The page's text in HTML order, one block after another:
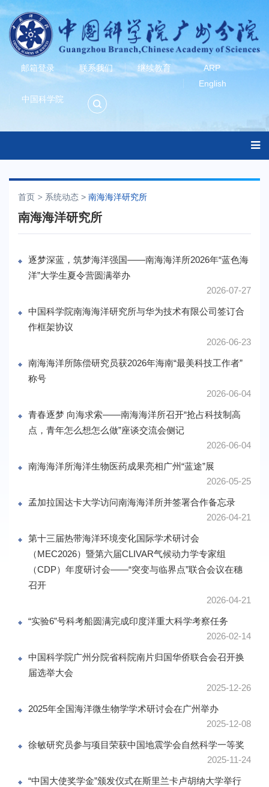
邮箱登录 联系我们 继续教育
ARP
English
中国科学院
首页 系统动态 > 南海海洋研究所
南海海洋研究所
逐梦深蓝，筑梦海洋强国——南海海洋所2026年“蓝色海
洋”大学生夏令营圆满举办
2026-07-27
中国科学院南海海洋研究所与华为技术有限公司签订合
作框架协议
2026-06-23
南海海洋所陈偿研究员获2026年海南“最美科技工作者”
称号
2026-06-04
青春逐梦 向海求索——南海海洋所召开“抢占科技制高
点，青年怎么想怎么做”座谈交流会侧记
2026-06-04
南海海洋所海洋生物医药成果亮相广州“蓝途”展
2026-05-25
孟加拉国达卡大学访问南海海洋所并签署合作备忘录
2026-04-21
第十三届热带海洋环境变化国际学术研讨会
（MEC2026）暨第六届CLIVAR气候动力学专家组
（CDP）年度研讨会——“突变与临界点”联合会议在穗
召开
2026-04-21
“实验6”号科考船圆满完成印度洋重大科学考察任务
2026-02-14
中国科学院广州分院省科院南片归国华侨联合会召开换
届选举大会
2025-12-26
2025年全国海洋微生物学学术研讨会在广州举办
2025-12-08
徐敏研究员参与项目荣获中国地震学会自然科学一等奖
2025-11-24
“中国大使奖学金”颁发仪式在斯里兰卡卢胡纳大学举行